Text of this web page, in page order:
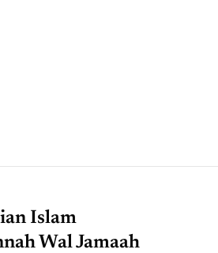
Islam
Wal Jamaah